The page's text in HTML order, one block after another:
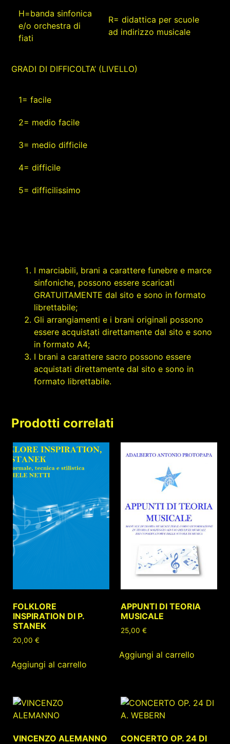
H=banda sinfonica
e/o orchestra di
fiati
R= didattica per scuole
ad indirizzo musicale
GRADI DI DIFFICOLTA’ (LIVELLO)
1= facile
2= medio facile
3= medio difficile
4= difficile
5= difficilissimo
I marciabili, brani a carattere funebre e marce
sinfoniche, possono essere scaricati
GRATUITAMENTE dal sito e sono in formato
librettabile;
Gli arrangiamenti e i brani originali possono
essere acquistati direttamente dal sito e sono
in formato A4;
I brani a carattere sacro possono essere
acquistati direttamente dal sito e sono in
formato librettabile.
Prodotti correlati
FOLKLORE
INSPIRATION DI P.
STANEK
20,00€
Aggiungi al carrello
APPUNTI DI TEORIA
MUSICALE
25,00€
Aggiungi al carrello
VINCENZO ALEMANNO
CONCERTO OP. 24 DI